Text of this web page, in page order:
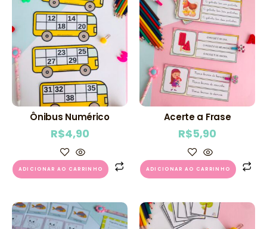
Ônibus Numérico
R$4,90
ADICIONAR AO CARRINHO
Acerte a Frase
R$5,90
ADICIONAR AO CARRINHO